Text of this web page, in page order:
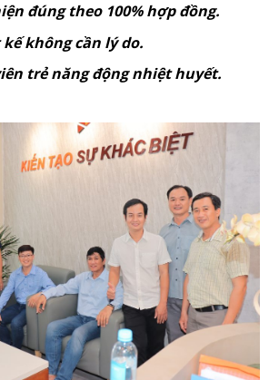
đúng theo 100% hợp đồng.
không cần lý do.
trẻ năng động nhiệt huyết.